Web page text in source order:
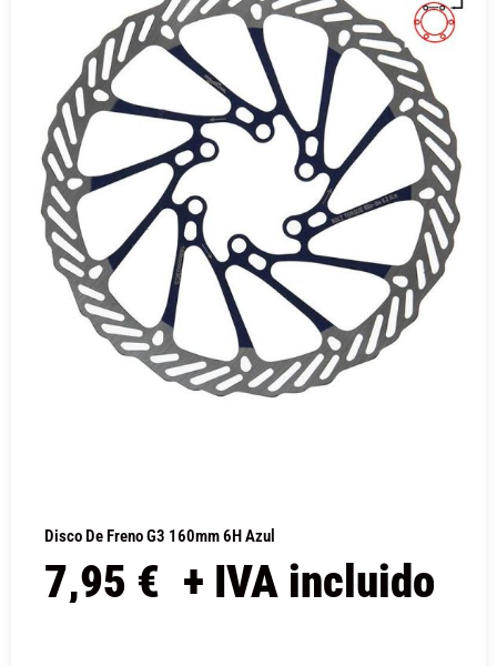
Disco De Freno G3 160mm 6H Azul
7,95 € + IVA incluido